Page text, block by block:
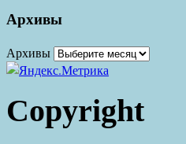
Архивы
Архивы
Copyright